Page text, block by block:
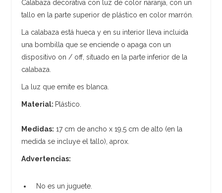
Calabaza decorativa con luz de color naranja, con un
tallo en la parte superior de plástico en color marrón.
La calabaza está hueca y en su interior lleva incluida
una bombilla que se enciende o apaga con un
dispositivo on / off, situado en la parte inferior de la
calabaza.
La luz que emite es blanca.
Material: Plástico.
Medidas: 17 cm de ancho x 19,5 cm de alto (en la
medida se incluye el tallo), aprox.
Advertencias:
No es un juguete.